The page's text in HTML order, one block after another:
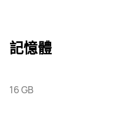
記憶體
16 GB